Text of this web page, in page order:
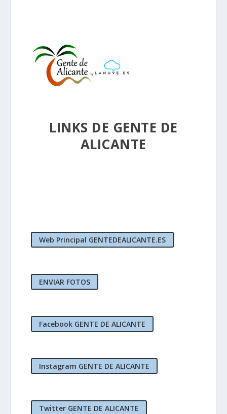
LINKS DE GENTE DE
ALICANTE
Web Principal GENTEDEALICANTE.ES
ENVIAR FOTOS
Facebook GENTE DE ALICANTE
Instagram GENTE DE ALICANTE
Twitter GENTE DE ALICANTE